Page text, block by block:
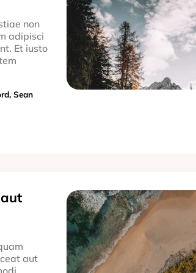
non
adipisci
Et iusto
Sean
aut